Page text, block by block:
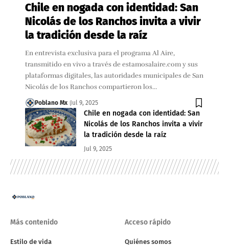
Chile en nogada con identidad: San
Nicolás de los Ranchos invita a vivir
la tradición desde la raíz
En entrevista exclusiva para el programa Al Aire,
transmitido en vivo a través de estamosalaire.com y sus
plataformas digitales, las autoridades municipales de San
Nicolás de los Ranchos compartieron los…
Poblano Mx Jul 9, 2025
Chile en nogada con identidad: San
Nicolás de los Ranchos invita a vivir
la tradición desde la raíz
Jul 9, 2025
Más contenido
Estilo de vida
Acceso rápido
Quiénes somos